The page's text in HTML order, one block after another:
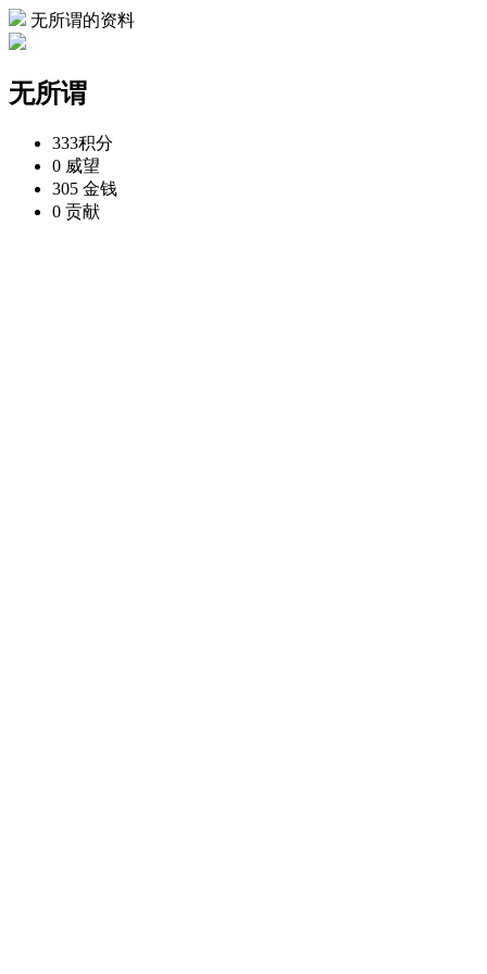
无所谓的资料
无所谓
333积分
0 威望
305 金钱
0 贡献